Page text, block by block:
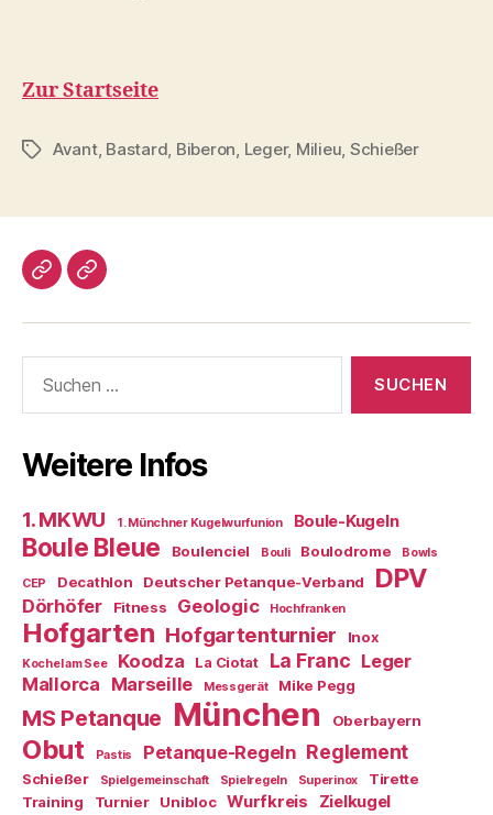
Zur Startseite
Schlagwörter
Avant, Bastard, Biberon, Leger, Milieu, Schießer
Impressum/DatSchutz
Beliebte
nach:
Weitere Infos
1. MKWU 1. Münchner Kugelwurfunion Boule-Kugeln
Boule Bleue Boulenciel Bouli Boulodrome Bowls
CEP Decathlon Deutscher Petanque-Verband DPV
Dörhöfer Fitness Geologic Hochfranken
Hofgarten Hofgartenturnier Inox
Kochel am See Koodza La Ciotat La Franc Leger
Mallorca Marseille Messgerät Mike Pegg
MS Petanque München Oberbayern
Obut Pastis Petanque-Regeln Reglement
Schießer Spielgemeinschaft Spielregeln Superinox
Tirette
Training
Turnier Unibloc Wurfkreis Zielkugel